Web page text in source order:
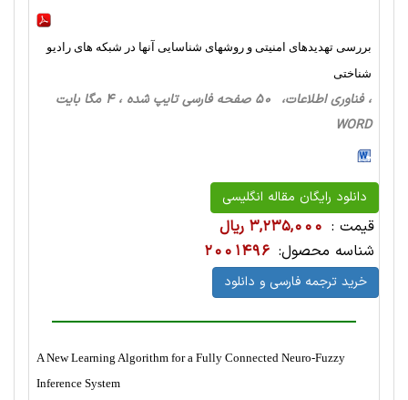
بررسی تهدیدهای امنیتی و روشهای شناسایی آنها در شبکه های رادیو
شناختی
، فناوری اطلاعات، 50 صفحه فارسی تایپ شده ، 4 مگا بایت
WORD
دانلود رایگان مقاله انگلیسی
قیمت : 3,235,000 ریال
شناسه محصول: 2001496
خرید ترجمه فارسی و دانلود
A New Learning Algorithm for a Fully Connected Neuro-Fuzzy
Inference System